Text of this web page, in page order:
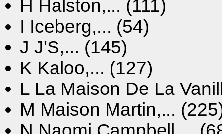
H Halston,... (111)
I Iceberg,... (54)
J J'S,... (145)
K Kaloo,... (127)
L La Maison De La
M Maison Martin,...